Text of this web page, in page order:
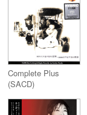
Complete Plus
(SACD)